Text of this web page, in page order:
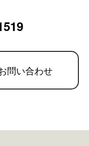
問い合わせ